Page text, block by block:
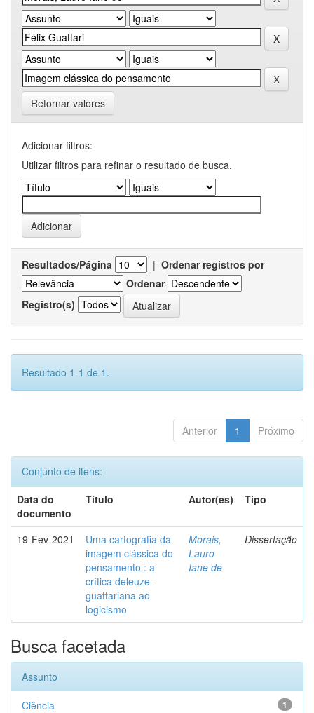
Retornar valores
Adicionar filtros:
Utilizar filtros para refinar o resultado de busca.
Resultados/Página | Ordenar registros por
Ordenar
Registro(s)
Resultado 1-1 de 1.
Anterior 1 Próximo
Conjunto de itens:
Data do
documento
Título Autor(es) Tipo
19-Fev-2021
Uma cartografia da
imagem clássica do
pensamento : a
crítica deleuze-
guattariana ao
logicismo
Morais,
Lauro
Iane de
Dissertação
Busca facetada
Assunto
1
Ciência